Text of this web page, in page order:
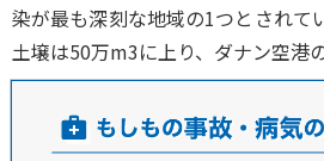
染が最も深刻な地域の1つとされて
土壌は50万m3に上り、ダナン空港